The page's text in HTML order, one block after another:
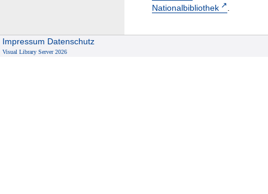
Nationalbibliothek
.
Impressum Datenschutz
Visual Library Server 2026